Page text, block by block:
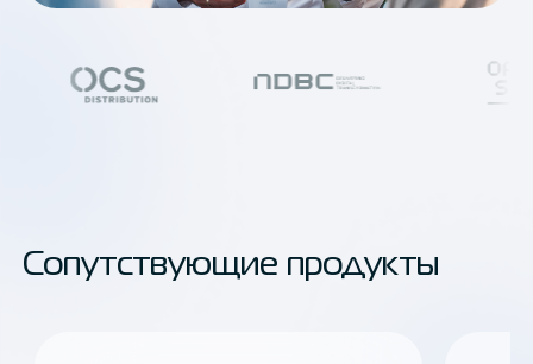
Сопутствующие продукты